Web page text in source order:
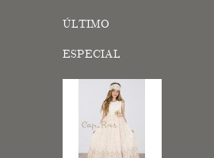
ÚLTIMO
ESPECIAL